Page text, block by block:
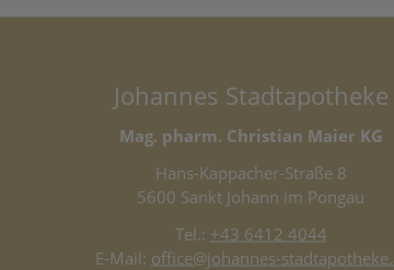
Johannes Stadtapotheke
Mag. pharm. Christian Maier KG
Hans-Kappacher-Straße 8
5600 Sankt Johann im Pongau
Tel.: +43 6412 4044
E-Mail: office@johannes-